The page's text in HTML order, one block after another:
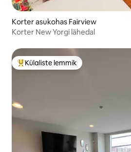
Korter asukohas Fairview
Korter New Yorgi lähedal
Külaliste suur lemmik
Külaliste lemmik